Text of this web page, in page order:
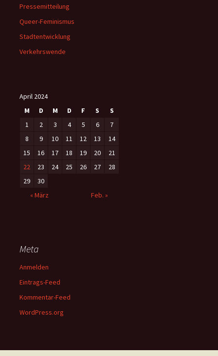
Pressemitteilung
Queer-Feminismus
Stadtentwicklung
Verkehrswende
April 2024
M
D M D F S
S
1
2 3 4 5 6
7
8
9 10 11 12 13
14
15
16 17 18 19 20
21
22
23 24 25 26 27
28
29
30
« März
Feb. »
Meta
Anmelden
Eintrags-Feed
Kommentar-Feed
WordPress.org